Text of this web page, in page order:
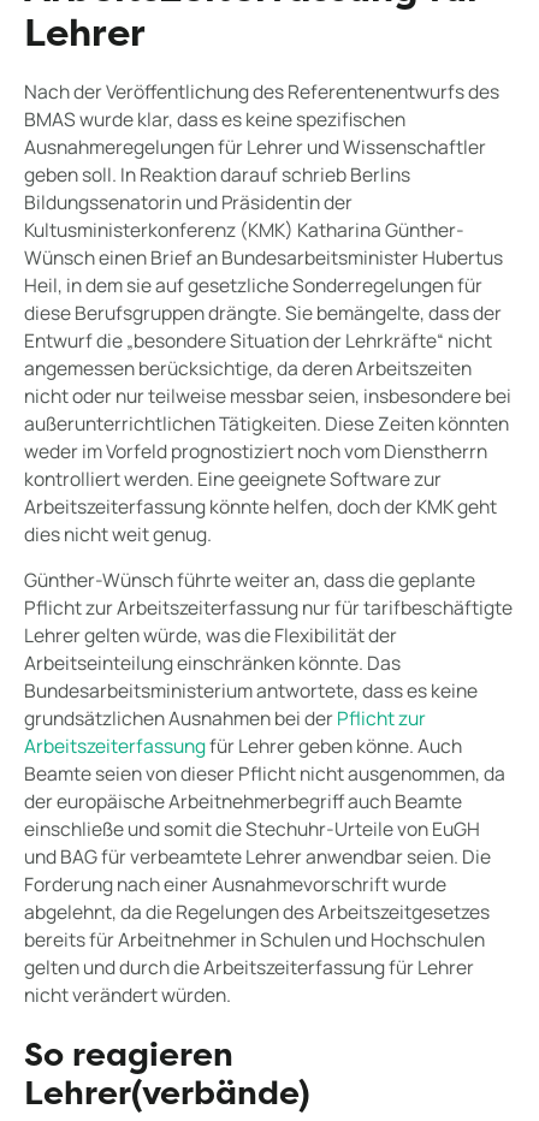
Lehrer
Nach der Veröffentlichung des Referentenentwurfs des
BMAS wurde klar, dass es keine spezifischen
Ausnahmeregelungen für Lehrer und Wissenschaftler
geben soll. In Reaktion darauf schrieb Berlins
Bildungssenatorin und Präsidentin der
Kultusministerkonferenz (KMK) Katharina Günther-
Wünsch einen Brief an Bundesarbeitsminister Hubertus
Heil, in dem sie auf gesetzliche Sonderregelungen für
diese Berufsgruppen drängte. Sie bemängelte, dass der
Entwurf die „besondere Situation der Lehrkräfte“ nicht
angemessen berücksichtige, da deren Arbeitszeiten
nicht oder nur teilweise messbar seien, insbesondere bei
außerunterrichtlichen Tätigkeiten. Diese Zeiten könnten
weder im Vorfeld prognostiziert noch vom Dienstherrn
kontrolliert werden. Eine geeignete Software zur
Arbeitszeiterfassung könnte helfen, doch der KMK geht
dies nicht weit genug.
Günther-Wünsch führte weiter an, dass die geplante
Pflicht zur Arbeitszeiterfassung nur für tarifbeschäftigte
Lehrer gelten würde, was die Flexibilität der
Arbeitseinteilung einschränken könnte. Das
Bundesarbeitsministerium antwortete, dass es keine
grundsätzlichen Ausnahmen bei derPflicht zur
Arbeitszeiterfassungfür Lehrer geben könne. Auch
Beamte seien von dieser Pflicht nicht ausgenommen, da
der europäische Arbeitnehmerbegriff auch Beamte
einschließe und somit die Stechuhr-Urteile von EuGH
und BAG für verbeamtete Lehrer anwendbar seien. Die
Forderung nach einer Ausnahmevorschrift wurde
abgelehnt, da die Regelungen des Arbeitszeitgesetzes
bereits für Arbeitnehmer in Schulen und Hochschulen
gelten und durch die Arbeitszeiterfassung für Lehrer
nicht verändert würden.
So reagieren
Lehrer(verbände)